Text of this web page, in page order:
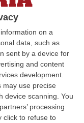
on a
data, such as
sent by a device for
and content
development.
may use precise
device scanning. You
processing
click to refuse to
ogni
tradizioni
da oggi
sciatteria
affronta e
i
ora anche per
di